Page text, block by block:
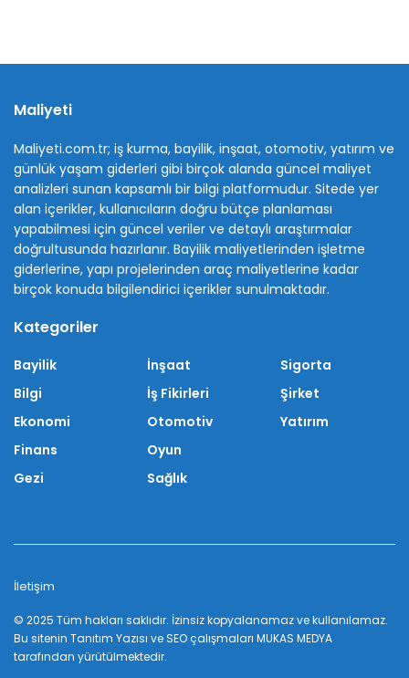
Maliyeti
Maliyeti.com.tr; iş kurma, bayilik, inşaat, otomotiv, yatırım ve
günlük yaşam giderleri gibi birçok alanda güncel maliyet
analizleri sunan kapsamlı bir bilgi platformudur. Sitede yer
alan içerikler, kullanıcıların doğru bütçe planlaması
yapabilmesi için güncel veriler ve detaylı araştırmalar
doğrultusunda hazırlanır. Bayilik maliyetlerinden işletme
giderlerine, yapı projelerinden araç maliyetlerine kadar
birçok konuda bilgilendirici içerikler sunulmaktadır.
Kategoriler
Bayilik
Bilgi
Ekonomi
Finans
Gezi
İnşaat
İş Fikirleri
Otomotiv
Oyun
Sağlık
Sigorta
Şirket
Yatırım
İletişim
© 2025 Tüm hakları saklıdır. İzinsiz kopyalanamaz ve kullanılamaz.
Bu sitenin Tanıtım Yazısı ve SEO çalışmaları MUKAS MEDYA
tarafından yürütülmektedir.